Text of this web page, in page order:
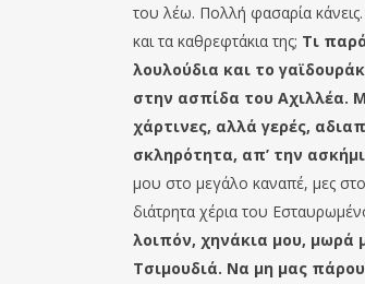
του λέω. Πολλή φασαρία
και τα καθρεφτάκια της; Τι
λουλούδια και το
στην ασπίδα του Αχιλλέα.
χάρτινες, αλλά γερές,
σκληρότητα, απ’ την
μου στο μεγάλο καναπέ, μες
διάτρητα χέρια του
λοιπόν, χηνάκια μου, μωρά
Τσιμουδιά. Να μη μας